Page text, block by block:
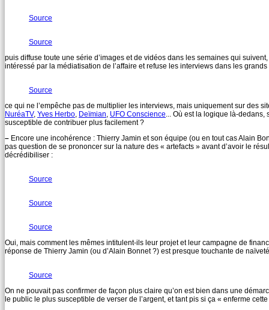
Source
Source
puis diffuse toute une série d’images et de vidéos dans les semaines qui
intéressé par la médiatisation de l’affaire et refuse les interviews dans les grands
Source
ce qui ne l’empêche pas de multiplier les interviews, mais uniquement sur des
NuréaTV, Yves Herbo, Deïmian, UFO Conscience... Où est la logique là-dedans,
susceptible de contribuer plus facilement ?
– Encore une incohérence : Thierry Jamin et son équipe (ou en tout cas Alain
pas question de se prononcer sur la nature des « artefacts » avant d’avoir le
décrédibiliser :
Source
Source
Source
Oui, mais comment les mêmes intitulent-ils leur projet et leur campagne de
réponse de Thierry Jamin (ou d’Alain Bonnet ?) est presque touchante de
Source
On ne pouvait pas confirmer de façon plus claire qu’on est bien dans une
le public le plus susceptible de verser de l’argent, et tant pis si ça « enferme